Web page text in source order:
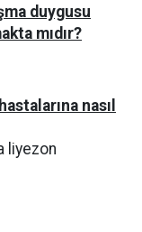
duygusu
mıdır?
nasıl
liyezon